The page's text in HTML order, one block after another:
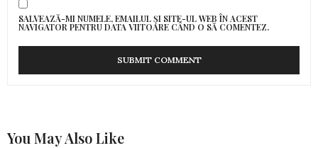
SALVEAZĂ-MI NUMELE, EMAILUL ȘI SITE-UL WEB ÎN ACEST
NAVIGATOR PENTRU DATA VIITOARE CÂND O SĂ COMENTEZ.
You May Also Like